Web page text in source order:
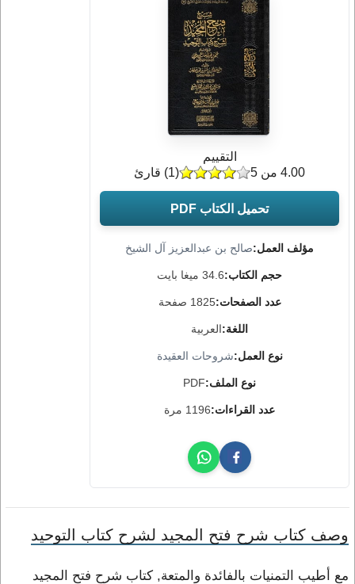
مؤلف العمل:صالح بن عبدالعزيز آل الشيخ
حجم الكتاب:34.6 ميغا بايت
عدد الصفحات:1825 صفحة
اللغة:العربية
نوع العمل:شروحات العقيدة
نوع الملف:PDF
عدد القراءات:1196 مرة
التقييم
(
1) قارئ 4.00 من 5
تحميل الكتاب PDF
وصف كتاب شرح فتح المجيد لشرح كتاب التوحيد
مع أطيب التمنيات بالفائدة والمتعة, كتاب شرح فتح المجيد